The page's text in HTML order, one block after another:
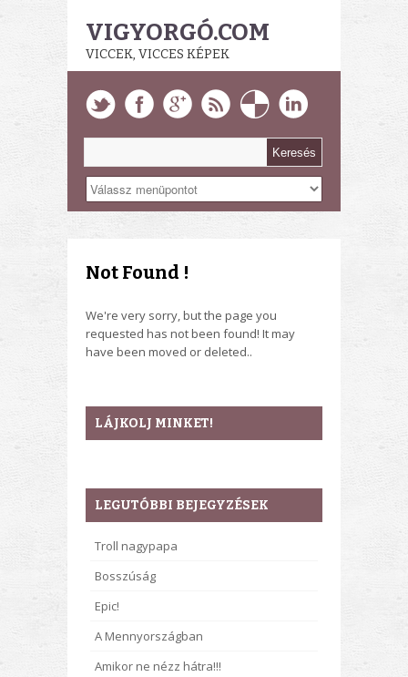
VIGYORGÓ.COM
VICCEK, VICCES KÉPEK
Not Found !
We're very sorry, but the page you
requested has not been found! It may
have been moved or deleted..
LÁJKOLJ MINKET!
LEGUTÓBBI BEJEGYZÉSEK
Troll nagypapa
Bosszúság
Epic!
A Mennyországban
Amikor ne nézz hátra!!!